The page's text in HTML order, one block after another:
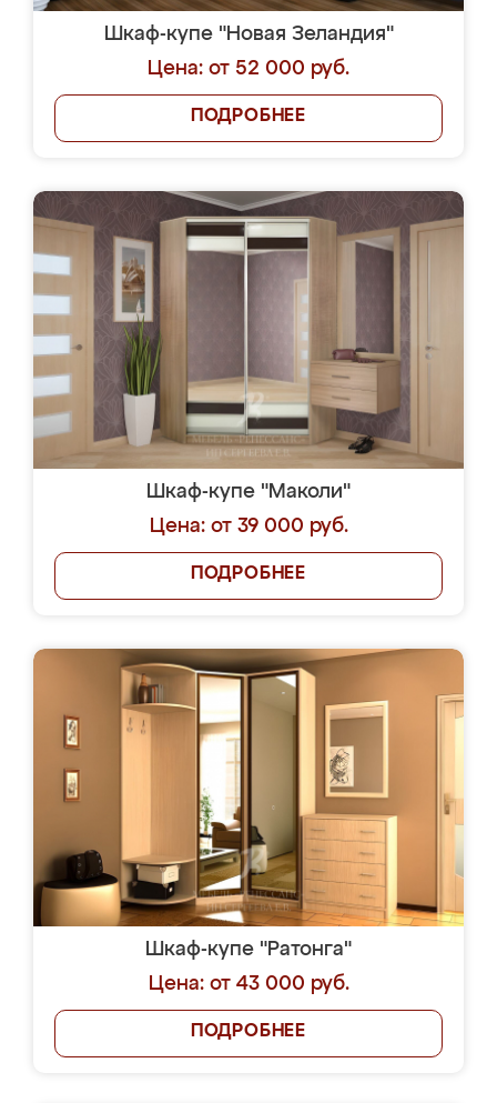
Шкаф-купе "Новая Зеландия"
Цена: от 52 000 руб.
ПОДРОБНЕЕ
Шкаф-купе "Маколи"
Цена: от 39 000 руб.
ПОДРОБНЕЕ
Шкаф-купе "Ратонга"
Цена: от 43 000 руб.
ПОДРОБНЕЕ